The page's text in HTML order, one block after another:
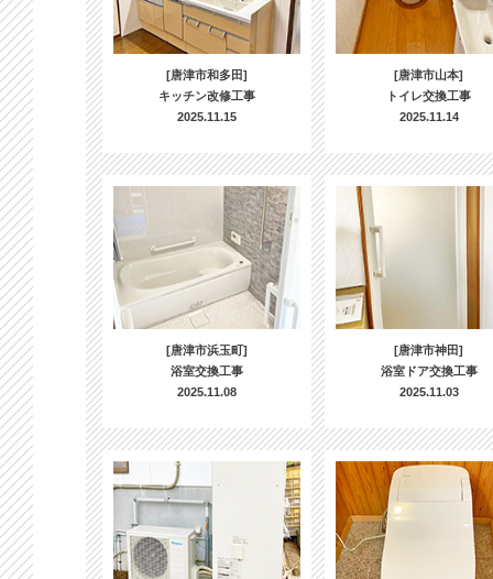
[唐津市和多田]
キッチン改修工事
2025.11.15
[唐津市山本]
トイレ交換工事
2025.11.14
[唐津市浜玉町]
浴室交換工事
2025.11.08
[唐津市神田]
浴室ドア交換工事
2025.11.03